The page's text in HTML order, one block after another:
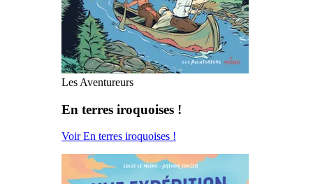
Les Aventureurs
En terres iroquoises !
Voir En terres iroquoises !